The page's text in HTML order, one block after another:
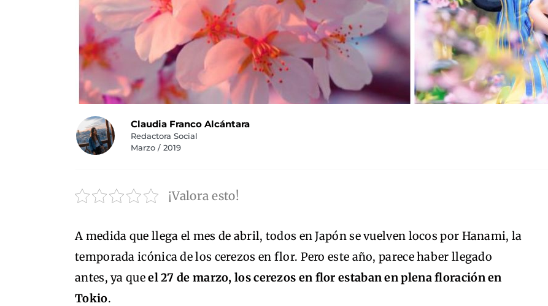
Claudia Franco Alcántara
Redactora Social
Marzo / 2019
¡Valora esto!
A medida que llega el mes de abril, todos en Japón se vuelven locos por Hanami, la
temporada icónica de los cerezos en flor. Pero este año, parece haber llegado
antes, ya queel 27 de marzo, los cerezos en flor estaban en plena floración en
Tokio.